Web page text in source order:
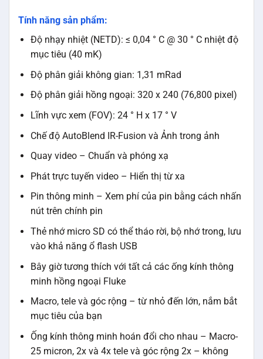
Tính năng sản phẩm:
Độ nhạy nhiệt (NETD): ≤ 0,04 ° C @ 30 ° C nhiệt độ
mục tiêu (40 mK)
Độ phân giải không gian: 1,31 mRad
Độ phân giải hồng ngoại: 320 x 240 (76,800 pixel)
Lĩnh vực xem (FOV): 24 ° H x 17 ° V
Chế độ AutoBlend IR-Fusion và Ảnh trong ảnh
Quay video – Chuẩn và phóng xạ
Phát trực tuyến video – Hiển thị từ xa
Pin thông minh – Xem phí của pin bằng cách nhấn
nút trên chính pin
Thẻ nhớ micro SD có thể tháo rời, bộ nhớ trong, lưu
vào khả năng ổ flash USB
Bây giờ tương thích với tất cả các ống kính thông
minh hồng ngoại Fluke
Macro, tele và góc rộng – từ nhỏ đến lớn, nắm bắt
mục tiêu của bạn
Ống kính thông minh hoán đổi cho nhau – Macro-
25 micron, 2x và 4x tele và góc rộng 2x – không